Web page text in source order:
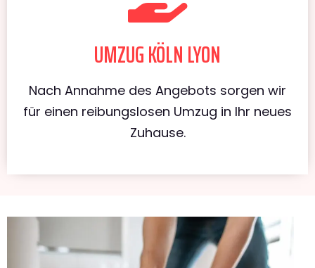
UMZUG KÖLN LYON
Nach Annahme des Angebots sorgen wir
für einen reibungslosen Umzug in Ihr neues
Zuhause.